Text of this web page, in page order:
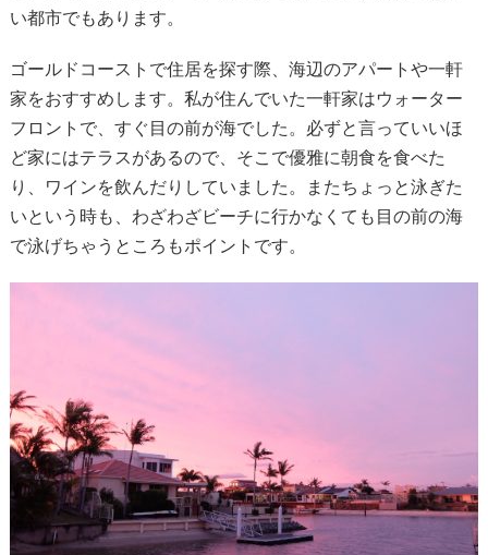
い都市でもあります。
ゴールドコーストで住居を探す際、海辺のアパートや一軒
家をおすすめします。私が住んでいた一軒家はウォーター
フロントで、すぐ目の前が海でした。必ずと言っていいほ
ど家にはテラスがあるので、そこで優雅に朝食を食べた
り、ワインを飲んだりしていました。またちょっと泳ぎた
いという時も、わざわざビーチに行かなくても目の前の海
で泳げちゃうところもポイントです。